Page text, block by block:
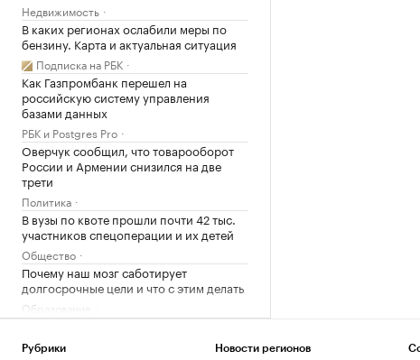
Недвижимость
В каких регионах ослабили меры по
бензину. Карта и актуальная ситуация
Подписка на РБК
Как Газпромбанк перешел на
российскую систему управления
базами данных
РБК и Postgres Pro
Оверчук сообщил, что товарооборот
России и Армении снизился на две
трети
Политика
В вузы по квоте прошли почти 42 тыс.
участников спецоперации и их детей
Общество
Почему наш мозг саботирует
долгосрочные цели и что с этим делать
Образование
пожар после крупной атаки дронов
Рубрики Новости регионов